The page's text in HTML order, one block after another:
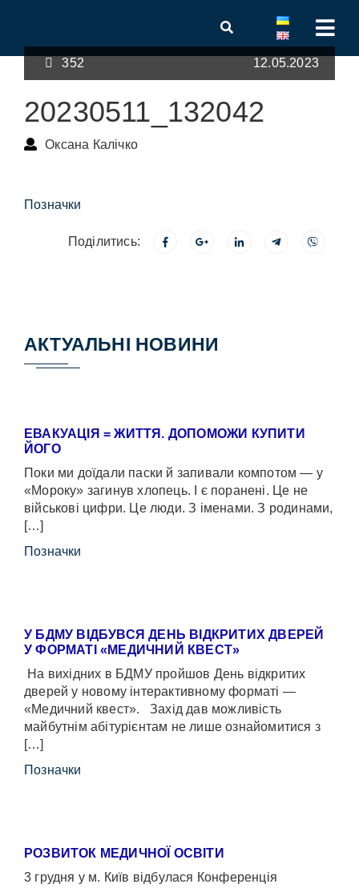
352 12.05.2023
20230511_132042
Оксана Калічко
Позначки
Поділитись:
АКТУАЛЬНІ НОВИНИ
ЕВАКУАЦІЯ = ЖИТТЯ. ДОПОМОЖИ КУПИТИ
ЙОГО
Поки ми доїдали паски й запивали компотом — у
«Мороку» загинув хлопець. І є поранені. Це не
військові цифри. Це люди. З іменами. З родинами,
[…]
Позначки
У БДМУ ВІДБУВСЯ ДЕНЬ ВІДКРИТИХ ДВЕРЕЙ
У ФОРМАТІ «МЕДИЧНИЙ КВЕСТ»
На вихідних в БДМУ пройшов День відкритих
дверей у новому інтерактивному форматі —
«Медичний квест». Захід дав можливість
майбутнім абітурієнтам не лише ознайомитися з
[…]
Позначки
РОЗВИТОК МЕДИЧНОЇ ОСВІТИ
3 грудня у м. Київ відбулася Конференція